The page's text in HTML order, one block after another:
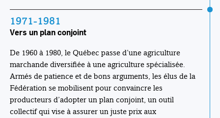
1971-1981
Vers un plan conjoint
De 1960 à 1980, le Québec passe d’une agriculture
marchande diversifiée à une agriculture spécialisée.
Armés de patience et de bons arguments, les élus de la
Fédération se mobilisent pour convaincre les
producteurs d’adopter un plan conjoint, un outil
collectif qui vise à assurer un juste prix aux